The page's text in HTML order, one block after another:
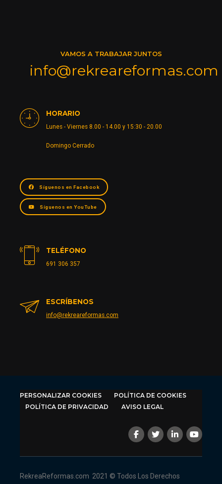
VAMOS A TRABAJAR JUNTOS
info@rekreareformas.com
HORARIO
Lunes - Viernes 8.00 - 14.00 y 15:30 - 20.00
Domingo Cerrado
Síguenos en Facebook
Síguenos en YouTube
TELÉFONO
691 306 357
ESCRÍBENOS
info@rekreareformas.com
PERSONALIZAR COOKIES
POLÍTICA DE COOKIES
POLÍTICA DE PRIVACIDAD
AVISO LEGAL
RekreaReformas.com 2021 © Todos Los Derechos